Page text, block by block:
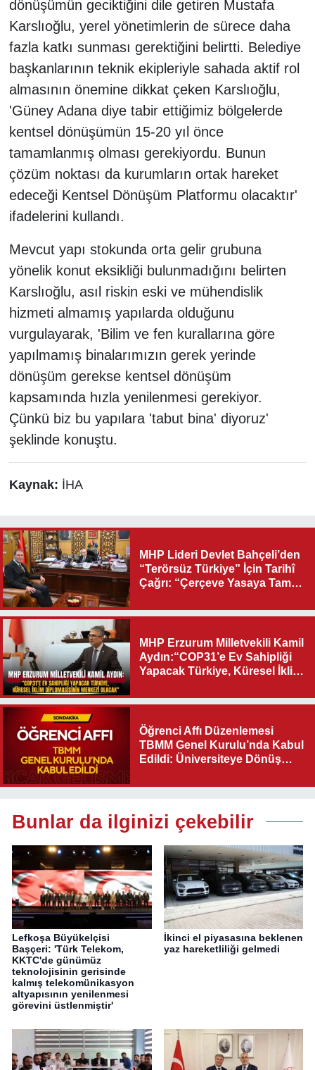
dönüşümün geciktiğini dile getiren Mustafa
Karslıoğlu, yerel yönetimlerin de sürece daha
fazla katkı sunması gerektiğini belirtti. Belediye
başkanlarının teknik ekipleriyle sahada aktif rol
almasının önemine dikkat çeken Karslıoğlu,
'Güney Adana diye tabir ettiğimiz bölgelerde
kentsel dönüşümün 15-20 yıl önce
tamamlanmış olması gerekiyordu. Bunun
çözüm noktası da kurumların ortak hareket
edeceği Kentsel Dönüşüm Platformu olacaktır'
ifadelerini kullandı.
Mevcut yapı stokunda orta gelir grubuna
yönelik konut eksikliği bulunmadığını belirten
Karslıoğlu, asıl riskin eski ve mühendislik
hizmeti almamış yapılarda olduğunu
vurgulayarak, 'Bilim ve fen kurallarına göre
yapılmamış binalarımızın gerek yerinde
dönüşüm gerekse kentsel dönüşüm
kapsamında hızla yenilenmesi gerekiyor.
Çünkü biz bu yapılara 'tabut bina' diyoruz'
şeklinde konuştu.
Kaynak: İHA
MHP Lideri Devlet Bahçeli’den
“Terörsüz Türkiye” İçin Tarihî
Çağrı: “Çerçeve Yasaya Tam
MHP Erzurum Milletvekili Kamil
Aydın:“COP31’e Ev Sahipliği
Yapacak Türkiye, Küresel İklim
Olacak"
Öğrenci Affı Düzenlemesi
TBMM Genel Kurulu’nda Kabul
Edildi: Üniversiteye Dönüş
Bunlar da ilginizi çekebilir
Lefkoşa Büyükelçisi
Başçeri: 'Türk Telekom,
KKTC'de günümüz
teknolojisinin gerisinde
kalmış telekomünikasyon
altyapısının yenilenmesi
görevini üstlenmiştir'
İkinci el piyasasına beklenen
yaz hareketliliği gelmedi